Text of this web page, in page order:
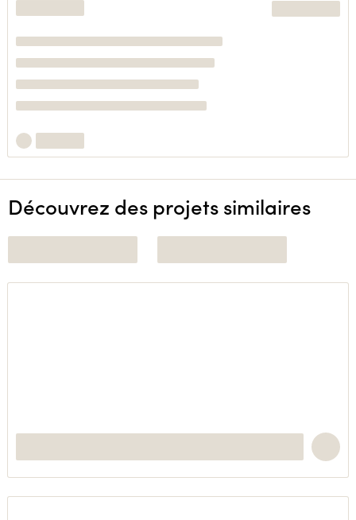
Découvrez des projets similaires